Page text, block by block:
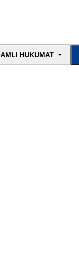
HUKUMAT